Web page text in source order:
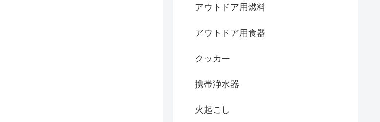
アウトドア用燃料
アウトドア用食器
クッカー
携帯浄水器
火起こし